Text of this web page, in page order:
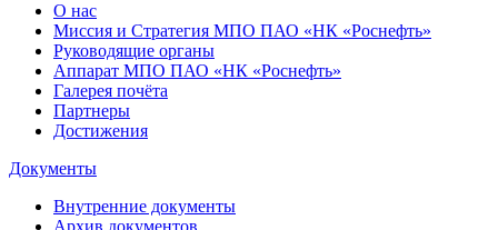
О нас
Миссия и Стратегия МПО ПАО «НК «Роснефть»
Руководящие органы
Аппарат МПО ПАО «НК «Роснефть»
Галерея почёта
Партнеры
Достижения
Документы
Внутренние документы
Архив документов